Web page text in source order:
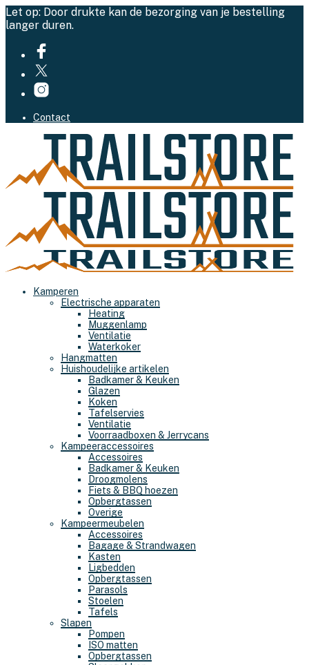
Let op: Door drukte kan de bezorging van je bestelling
langer duren.
Contact
Kamperen
Electrische apparaten
Heating
Muggenlamp
Ventilatie
Waterkoker
Hangmatten
Huishoudelijke artikelen
Badkamer & Keuken
Glazen
Koken
Tafelservies
Ventilatie
Voorraadboxen & Jerrycans
Kampeeraccessoires
Accessoires
Badkamer & Keuken
Droogmolens
Fiets & BBQ hoezen
Opbergtassen
Overige
Kampeermeubelen
Accessoires
Bagage & Strandwagen
Kasten
Ligbedden
Opbergtassen
Parasols
Stoelen
Tafels
Slapen
Pompen
ISO matten
Opbergtassen